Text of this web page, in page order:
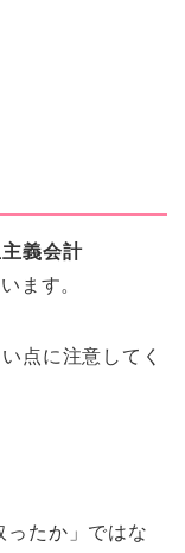
義会計
ます。
点に注意してく
たか」ではな